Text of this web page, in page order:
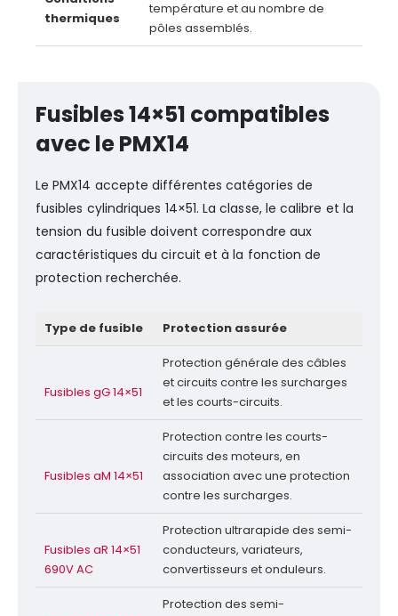
thermiques
température et au nombre de
pôles assemblés.
Fusibles 14×51 compatibles
avec le PMX14
Le PMX14 accepte différentes catégories de
fusibles cylindriques 14×51. La classe, le calibre et la
tension du fusible doivent correspondre aux
caractéristiques du circuit et à la fonction de
protection recherchée.
Type de fusible Protection assurée
Fusibles gG 14×51
Protection générale des câbles
et circuits contre les surcharges
et les courts-circuits.
Fusibles aM 14×51
Protection contre les courts-
circuits des moteurs, en
association avec une protection
contre les surcharges.
Fusibles aR 14×51
690V AC
Protection ultrarapide des semi-
conducteurs, variateurs,
convertisseurs et onduleurs.
Protection des semi-